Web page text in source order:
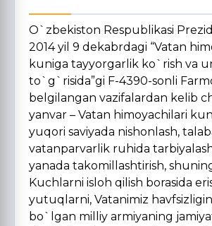
O`zbekiston Respublikasi
2014 yil 9 dekabrdagi “Vatan
kuniga tayyorgarlik ko`rish va
to`g`risida”gi F-4390-sonli
belgilangan vazifalardan kelib
yanvar – Vatan himoyachilari
yuqori saviyada nishonlash,
vatanparvarlik ruhida
yanada takomillashtirish,
Kuchlarni isloh qilish borasida
yutuqlarni, Vatanimiz
bo`lgan milliy armiyaning